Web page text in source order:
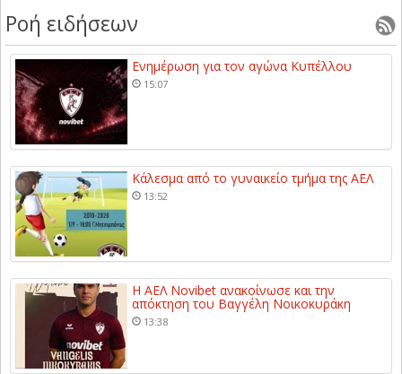
Ροή ειδήσεων
Ενημέρωση για τον αγώνα Κυπέλλου
15:07
Κάλεσμα από το γυναικείο τμήμα της ΑΕΛ
13:52
Η ΑΕΛ Novibet ανακοίνωσε και την
απόκτηση του Βαγγέλη Νοικοκυράκη
13:38